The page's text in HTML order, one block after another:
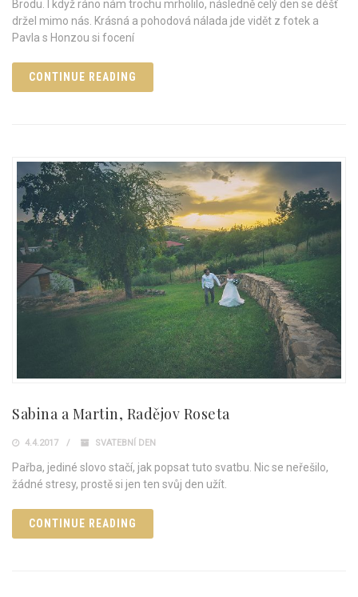
Brodu. I když ráno nám trochu mrholilo, následně celý den se déšť
držel mimo nás. Krásná a pohodová nálada jde vidět z fotek a
Pavla s Honzou si focení
CONTINUE READING
Sabina a Martin, Radějov Roseta
4.4.2017 SVATEBNÍ DEN
Pařba, jediné slovo stačí, jak popsat tuto svatbu. Nic se neřešilo,
žádné stresy, prostě si jen ten svůj den užít.
CONTINUE READING